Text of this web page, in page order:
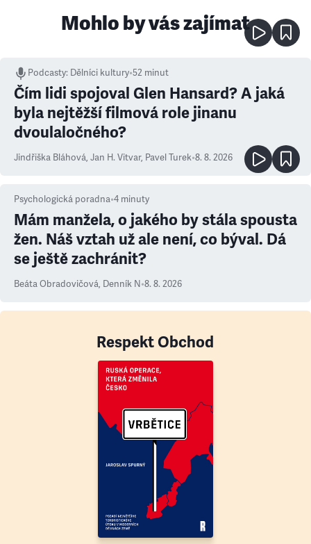
Mohlo by vás zajímat
Podcasty: Dělníci kultury•52 minut
Čím lidi spojoval Glen Hansard? A jaká
byla nejtěžší filmová role jinanu
dvoulaločného?
Jindřiška Bláhová, Jan H. Vitvar, Pavel Turek•8. 8. 2026
Psychologická poradna•4 minuty
Mám manžela, o jakého by stála spousta
žen. Náš vztah už ale není, co býval. Dá
se ještě zachránit?
Beáta Obradovičová, Denník N•8. 8. 2026
Respekt Obchod